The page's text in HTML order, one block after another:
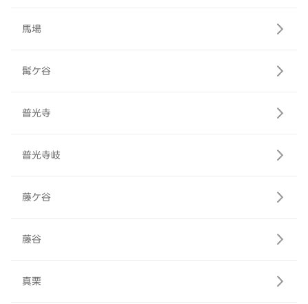
馬場
髯ケ谷
普光寺
普光寺岐
藤ケ谷
藤谷
真栗